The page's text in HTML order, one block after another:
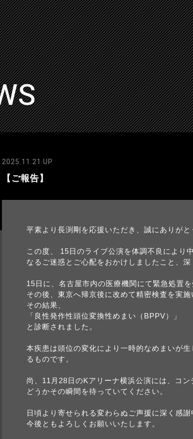
2025.11.21 UP
【ご報告】
平素より⻑渕剛を応援いただき、誠にありがと
この度、 15⽇のライブ公演を体調不良により
なるご迷惑とご⼼配をおかけしましたこと、深
15⽇に、名古屋市内の医療機関にて緊急処置
その後、東京へ帰京後に改めて精密検査を実施
その結果、
「良性発作性頭位変換性めまい（BPPV）」
と診断されました。
本疾患は頭位の変化により⼀時的なめまいが
るものです。
尚、11月28日のKアリーナ横浜公演には、コ
どうかその瞬間を待っていてください。
日頃より寄せられる変わらぬご声援に深く感謝
今後ともよろしくお願いいたします。